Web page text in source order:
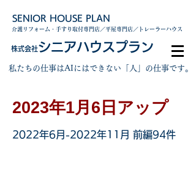
SENIOR HOUSE PLAN
介護リフォーム・手すり取付専門店／平屋専門店／トレーラーハウス
株式会社シニアハウスプラン
私たちの仕事はAIにはできない「人」の仕事です。
2023年1月6日アップ
2022年6月-2022年11月 前編94件